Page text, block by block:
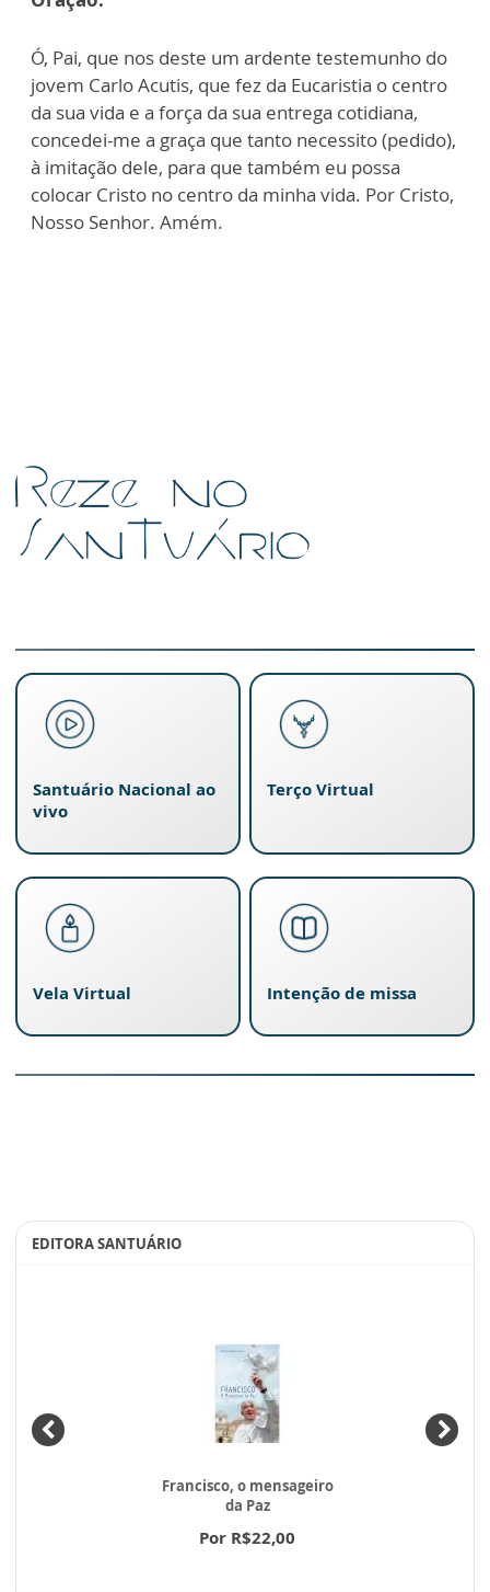
Ó, Pai, que nos deste um ardente testemunho do
jovem Carlo Acutis, que fez da Eucaristia o centro
da sua vida e a força da sua entrega cotidiana,
concedei-me a graça que tanto necessito (pedido),
à imitação dele, para que também eu possa
colocar Cristo no centro da minha vida. Por Cristo,
Nosso Senhor. Amém.
Santuário Nacional ao
vivo
Terço Virtual
Vela Virtual Intenção de missa
EDITORA SANTUÁRIO
Francisco, o mensageiro
da Paz
Por R$22,00